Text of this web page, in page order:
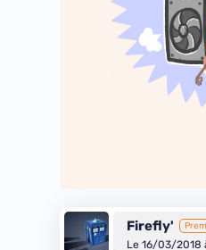
Firefly'
Le 16/03/2018